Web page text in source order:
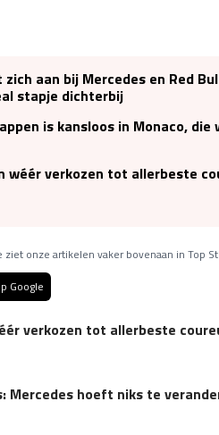
zich aan bij Mercedes en Red
stapje dichterbij
is kansloos in Monaco, die
wéér verkozen tot allerbeste
onze artikelen vaker bovenaan in Top
Google
verkozen tot allerbeste
Mercedes hoeft niks te